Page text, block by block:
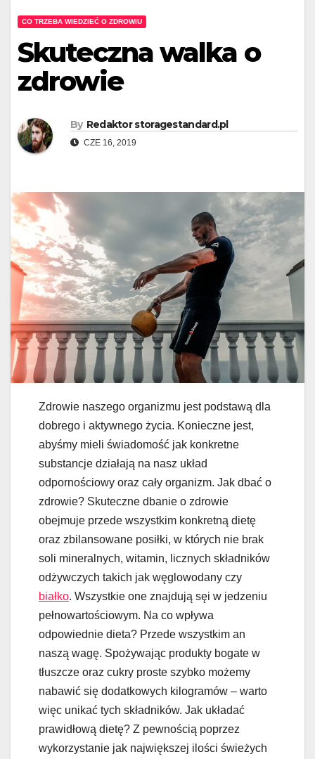
CO TRZEBA WIEDZIEĆ O ZDROWIU
Skuteczna walka o
zdrowie
By Redaktor storagestandard.pl
CZE 16, 2019
Zdrowie naszego organizmu jest podstawą dla
dobrego i aktywnego życia. Konieczne jest,
abyśmy mieli świadomość jak konkretne
substancje działają na nasz układ
odpornościowy oraz cały organizm. Jak dbać o
zdrowie? Skuteczne dbanie o zdrowie
obejmuje przede wszystkim konkretną dietę
oraz zbilansowane posiłki, w których nie brak
soli mineralnych, witamin, licznych składników
odżywczych takich jak węglowodany czy
białko. Wszystkie one znajdują sęi w jedzeniu
pełnowartościowym. Na co wpływa
odpowiednie dieta? Przede wszystkim an
naszą wagę. Spożywając produkty bogate w
tłuszcze oraz cukry proste szybko możemy
nabawić się dodatkowych kilogramów – warto
więc unikać tych składników. Jak układać
prawidłową dietę? Z pewnością poprzez
wykorzystanie jak największej ilości świeżych